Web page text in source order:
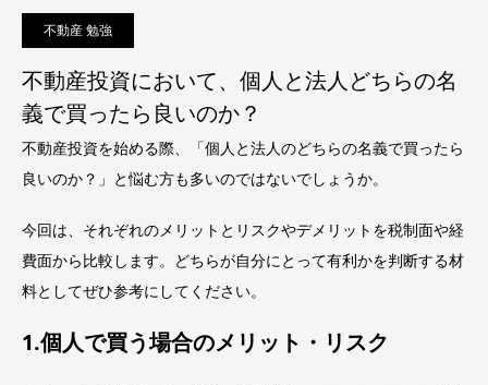
不動産 勉強
不動産投資において、個人と法人どちらの名
義で買ったら良いのか？
不動産投資を始める際、「個人と法人のどちらの名義で買ったら
良いのか？」と悩む方も多いのではないでしょうか。
今回は、それぞれのメリットとリスクやデメリットを税制面や経
費面から比較します。どちらが自分にとって有利かを判断する材
料としてぜひ参考にしてください。
1.個人で買う場合のメリット・リスク